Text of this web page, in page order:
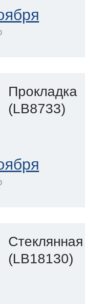
Прокладка
(LB8733)
(LB18130)